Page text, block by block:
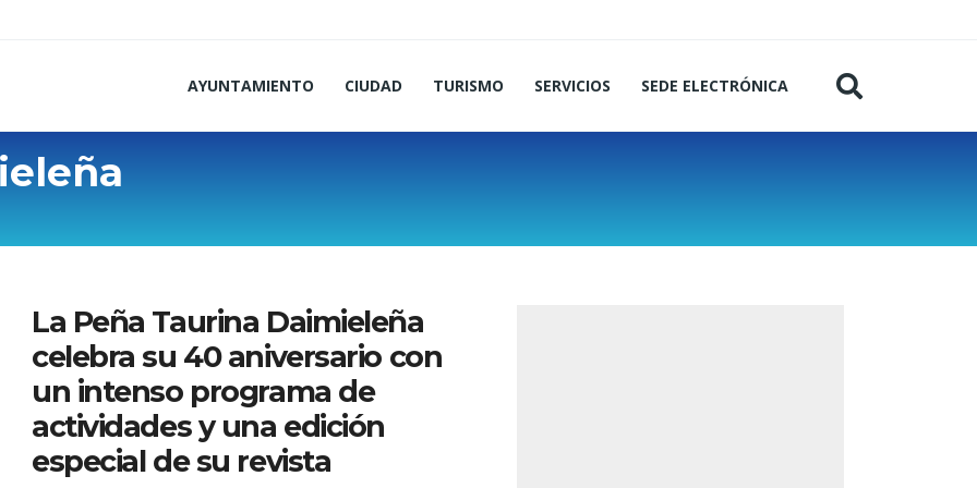
AYUNTAMIENTO CIUDAD TURISMO SERVICIOS SEDE ELECTRÓNICA
La Peña Taurina Daimieleña
celebra su 40 aniversario con
un intenso programa de
actividades y una edición
especial de su revista